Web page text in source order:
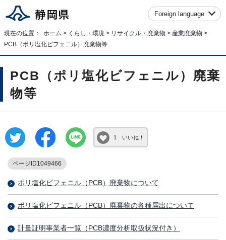
Foreign language
現在の位置： ホーム > くらし・環境 > リサイクル・廃棄物 > 産業廃棄物 >
PCB（ポリ塩化ビフェニル）廃棄物等
PCB（ポリ塩化ビフェニル）廃棄
物等
1 いいね！
ページID1049466
ポリ塩化ビフェニル（PCB）廃棄物について
ポリ塩化ビフェニル（PCB）廃棄物の各種届出について
計量証明事業者一覧（PCB濃度分析取扱状況付き）